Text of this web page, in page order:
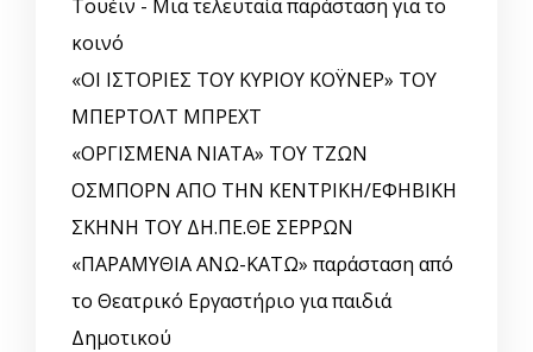
Τουέιν - Μια τελευταία παράσταση για το
κοινό
«ΟΙ ΙΣΤΟΡΙΕΣ ΤΟΥ ΚΥΡΙΟΥ ΚΟΫΝΕΡ» ΤΟΥ
ΜΠΕΡΤΟΛΤ ΜΠΡΕΧΤ
«ΟΡΓΙΣΜΕΝΑ ΝΙΑΤΑ» ΤΟΥ ΤΖΩΝ
ΟΣΜΠΟΡΝ ΑΠΟ ΤΗΝ ΚΕΝΤΡΙΚΗ/ΕΦΗΒΙΚΗ
ΣΚΗΝΗ ΤΟΥ ΔΗ.ΠΕ.ΘΕ ΣΕΡΡΩΝ
«ΠΑΡΑΜΥΘΙΑ ΑΝΩ-ΚΑΤΩ» παράσταση από
το Θεατρικό Εργαστήριο για παιδιά
Δημοτικού